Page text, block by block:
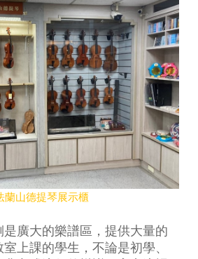
蘭山德提琴展示櫃
廣大的樂譜區，提供大量的
上課的學生，不論是初學、